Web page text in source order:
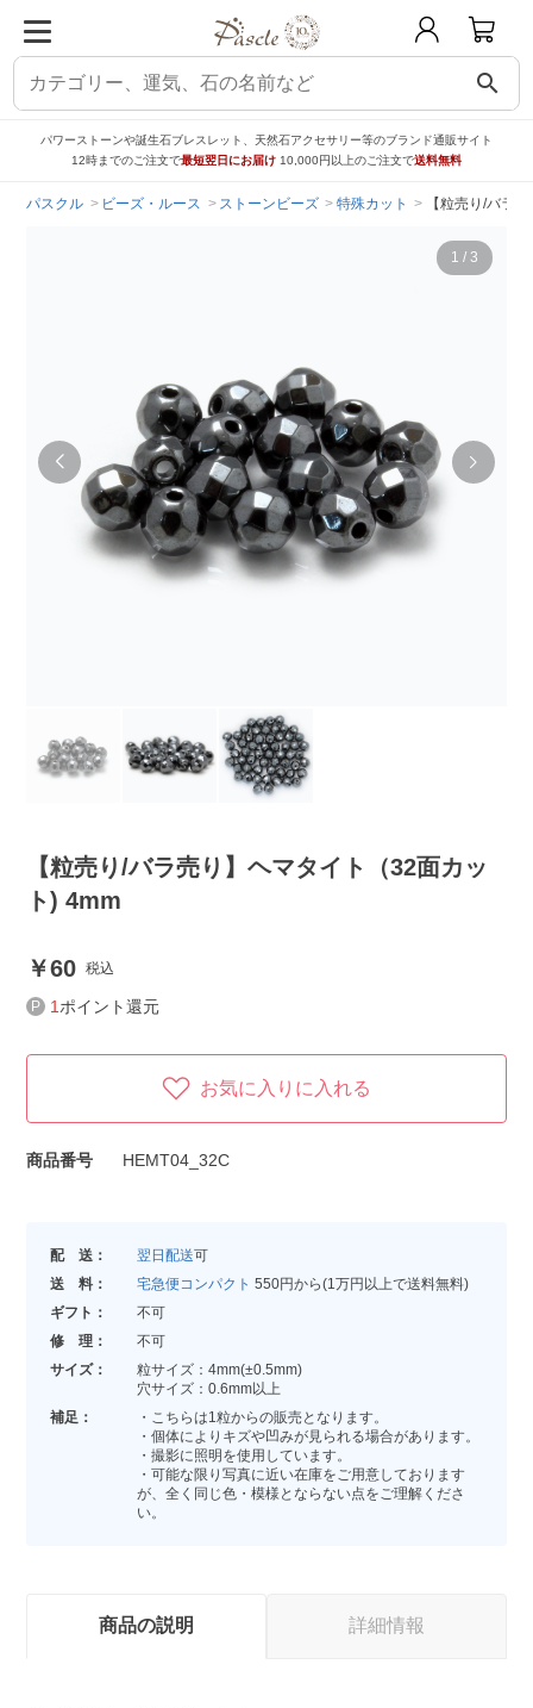
search
パワーストーンや誕生石ブレスレット、天然石アクセサリー等のブランド通販サイト
12時までのご注文で最短翌日にお届け 10,000円以上のご注文で送料無料
パスクル ビーズ・ルース ストーンビーズ 特殊カット 【粒売り/バラ
1 / 3
【粒売り/バラ売り】ヘマタイト（32面カッ
ト) 4mm
60 税込
1 ポイント還元
お気に入りに入れる
商品番号 HEMT04_32C
配 送： 翌日配送可
送 料：
宅急便コンパクト 550円から(1万円以上で送料無料)
ギフト：
不可
修 理：
不可
サイズ：
粒サイズ：4mm(±0.5mm)
穴サイズ：0.6mm以上
補足：
・こちらは1粒からの販売となります。
・個体によりキズや凹みが見られる場合があります。
・撮影に照明を使用しています。
・可能な限り写真に近い在庫をご用意しております
が、全く同じ色・模様とならない点をご理解くださ
い。
商品の説明 詳細情報